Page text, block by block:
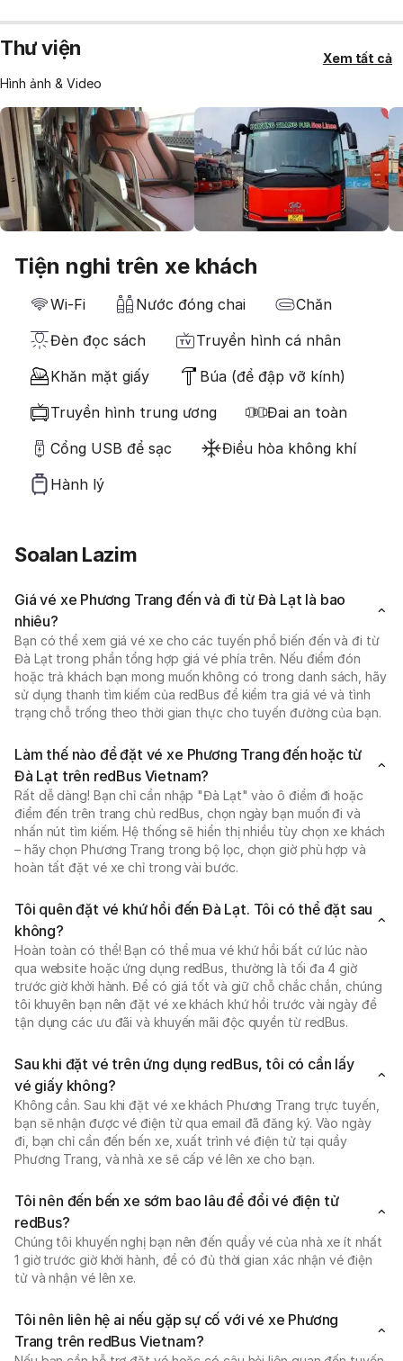
Thư viện
Hình ảnh & Video
Xem tất cả
Tiện nghi trên xe khách
Wi-Fi Nước đóng chai
Chăn
Đèn đọc sách
Truyền hình cá nhân
Khăn mặt giấy
Búa (để đập vỡ kính)
Truyền hình trung ương
Đai an toàn
Cổng USB để sạc
Điều hòa không khí
Hành lý
Soalan Lazim
Giá vé xe Phương Trang đến và đi từ Đà Lạt là bao
nhiêu?
Bạn có thể xem giá vé xe cho các tuyến phổ biến đến và đi từ
Đà Lạt trong phần tổng hợp giá vé phía trên. Nếu điểm đón
hoặc trả khách bạn mong muốn không có trong danh sách, hãy
sử dụng thanh tìm kiếm của redBus để kiểm tra giá vé và tình
trạng chỗ trống theo thời gian thực cho tuyến đường của bạn.
Làm thế nào để đặt vé xe Phương Trang đến hoặc từ
Đà Lạt trên redBus Vietnam?
Rất dễ dàng! Bạn chỉ cần nhập "Đà Lạt" vào ô điểm đi hoặc
điểm đến trên trang chủ redBus, chọn ngày bạn muốn đi và
nhấn nút tìm kiếm. Hệ thống sẽ hiển thị nhiều tùy chọn xe khách
– hãy chọn Phương Trang trong bộ lọc, chọn giờ phù hợp và
hoàn tất đặt vé xe chỉ trong vài bước.
Tôi quên đặt vé khứ hồi đến Đà Lạt. Tôi có thể đặt sau
không?
Hoàn toàn có thể! Bạn có thể mua vé khứ hồi bất cứ lúc nào
qua website hoặc ứng dụng redBus, thường là tối đa 4 giờ
trước giờ khởi hành. Để có giá tốt và giữ chỗ chắc chắn, chúng
tôi khuyên bạn nên đặt vé xe khách khứ hồi trước vài ngày để
tận dụng các ưu đãi và khuyến mãi độc quyền từ redBus.
Sau khi đặt vé trên ứng dụng redBus, tôi có cần lấy
vé giấy không?
Không cần. Sau khi đặt vé xe khách Phương Trang trực tuyến,
bạn sẽ nhận được vé điện tử qua email đã đăng ký. Vào ngày
đi, bạn chỉ cần đến bến xe, xuất trình vé điện tử tại quầy
Phương Trang, và nhà xe sẽ cấp vé lên xe cho bạn.
Tôi nên đến bến xe sớm bao lâu để đổi vé điện tử
redBus?
Chúng tôi khuyến nghị bạn nên đến quầy vé của nhà xe ít nhất
1 giờ trước giờ khởi hành, để có đủ thời gian xác nhận vé điện
tử và nhận vé lên xe.
Tôi nên liên hệ ai nếu gặp sự cố với vé xe Phương
Trang trên redBus Vietnam?